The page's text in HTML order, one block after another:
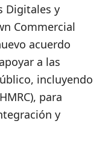
Digitales y
Commercial
acuerdo
a las
incluyendo
para
y